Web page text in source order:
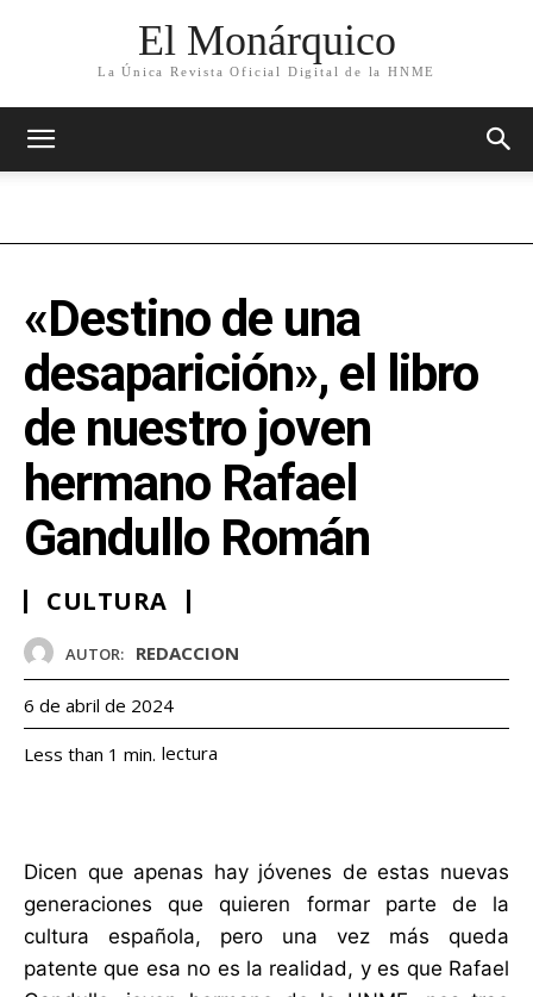
El Monárquico
La Única Revista Oficial Digital de la HNME
«Destino de una
desaparición», el libro
de nuestro joven
hermano Rafael
Gandullo Román
CULTURA
AUTOR: REDACCION
6 de abril de 2024
Less than 1 min. lectura
Dicen que apenas hay jóvenes de estas nuevas
generaciones que quieren formar parte de la
cultura española, pero una vez más queda
patente que esa no es la realidad, y es que Rafael